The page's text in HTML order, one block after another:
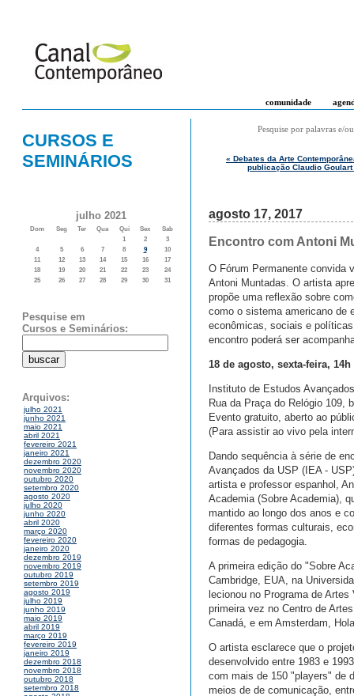
comunidade
CURSOS E
SEMINÁRIOS
julho 2021
Dom Seg Ter Qua Qui Sex
Sab
1
2
3
4
5 6 7 8 9
10
11
12 13 14 15 16
17
18
19 20 21 22 23
24
25
26 27 28 29 30 31
Pesquise em
Cursos e Seminários:
Arquivos:
julho 2021
junho 2021
maio 2021
abril 2021
fevereiro 2021
janeiro 2021
dezembro 2020
novembro 2020
outubro 2020
setembro 2020
agosto 2020
julho 2020
junho 2020
abril 2020
março 2020
fevereiro 2020
janeiro 2020
dezembro 2019
novembro 2019
outubro 2019
setembro 2019
agosto 2019
julho 2019
junho 2019
maio 2019
abril 2019
março 2019
fevereiro 2019
janeiro 2019
dezembro 2018
novembro 2018
outubro 2018
setembro 2018
Pesquise por palavras e/
« Debates da Arte
publicação Claudio
agosto 17, 2017
Encontro com Antoni
O Fórum Permanente convida
Antoni Muntadas. O artista
propõe uma reflexão sobre
como o sistema americano de
econômicas, sociais e
encontro poderá ser
18 de agosto, sexta-feira, 14h
Instituto de Estudos
Rua da Praça do Relógio 109,
Evento gratuito, aberto ao
(Para assistir ao vivo pela
Dando sequência à série de
Avançados da USP (IEA -
artista e professor espanhol,
Academia (Sobre Academia),
mantido ao longo dos anos e
diferentes formas culturais,
formas de pedagogia.
A primeira edição do "Sobre
Cambridge, EUA, na
lecionou no Programa de
primeira vez no Centro de
Canadá, e em Amsterdam,
O artista esclarece que o
desenvolvido entre 1983 e
com mais de 150 "players" de
meios de de comunicação,